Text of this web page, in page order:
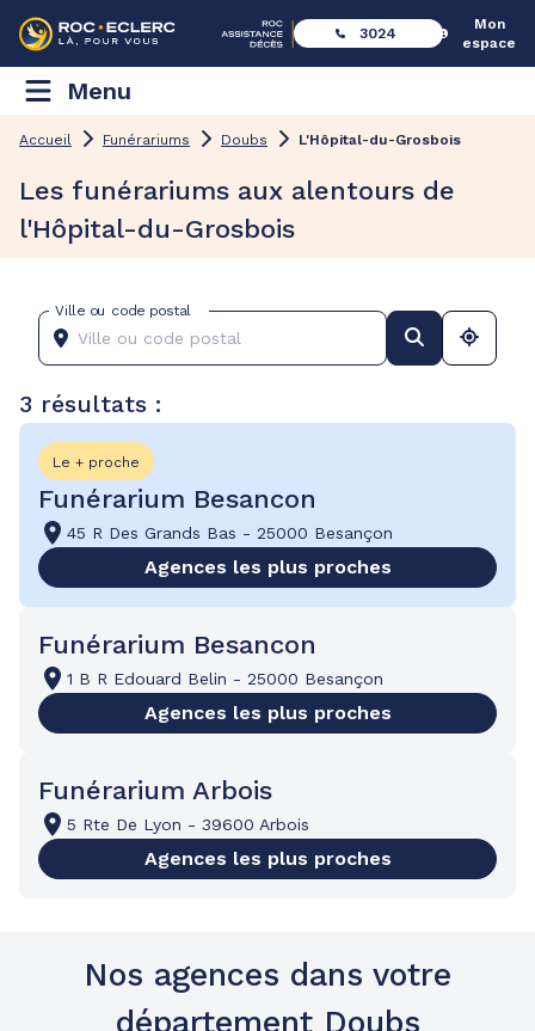
3024
Mon
espace
Menu
Accueil Funérariums Doubs L'Hôpital-du-Grosbois
Les funérariums aux alentours de
l'Hôpital-du-Grosbois
Ville ou code postal
3 résultats :
Le + proche
Funérarium Besancon
45 R Des Grands Bas - 25000 Besançon
Agences les plus proches
Funérarium Besancon
1 B R Edouard Belin - 25000 Besançon
Agences les plus proches
Funérarium Arbois
5 Rte De Lyon - 39600 Arbois
Agences les plus proches
Nos agences dans votre
département Doubs